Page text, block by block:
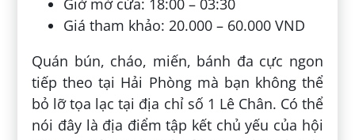
Giá tham khảo: 20.000 – 60.000 VND
Quán bún, cháo, miến, bánh đa cực ngon
tiếp theo tại Hải Phòng mà bạn không thể
bỏ lỡ tọa lạc tại địa chỉ số 1 Lê Chân. Có thể
nói đây là địa điểm tập kết chủ yếu của hội